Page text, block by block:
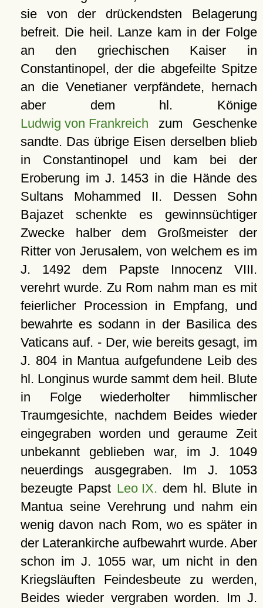
sie von der drückendsten Belagerung
befreit. Die heil. Lanze kam in der Folge
an den griechischen Kaiser in
Constantinopel, der die abgefeilte Spitze
an die Venetianer verpfändete, hernach
aber dem hl. Könige
Ludwig von Frankreich zum Geschenke
sandte. Das übrige Eisen derselben blieb
in Constantinopel und kam bei der
Eroberung im J. 1453 in die Hände des
Sultans Mohammed II. Dessen Sohn
Bajazet schenkte es gewinnsüchtiger
Zwecke halber dem Großmeister der
Ritter von Jerusalem, von welchem es im
J. 1492 dem Papste Innocenz VIII.
verehrt wurde. Zu Rom nahm man es mit
feierlicher Procession in Empfang, und
bewahrte es sodann in der Basilica des
Vaticans auf. - Der, wie bereits gesagt, im
J. 804 in Mantua aufgefundene Leib des
hl. Longinus wurde sammt dem heil. Blute
in Folge wiederholter himmlischer
Traumgesichte, nachdem Beides wieder
eingegraben worden und geraume Zeit
unbekannt geblieben war, im J. 1049
neuerdings ausgegraben. Im J. 1053
bezeugte Papst Leo IX. dem hl. Blute in
Mantua seine Verehrung und nahm ein
wenig davon nach Rom, wo es später in
der Laterankirche aufbewahrt wurde. Aber
schon im J. 1055 war, um nicht in den
Kriegsläuften Feindesbeute zu werden,
Beides wieder vergraben worden. Im J.